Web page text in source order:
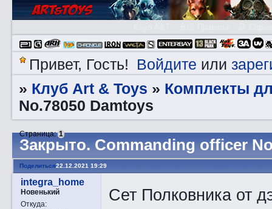
Привет, Гость! Войдите или
» Клуб Art & Toys » Комплекты
No.78050 Damtoys
Закрытo. Commanding officer
Страница:1
Поделиться22.12.2021 19:29
integra_home
Новенький
Откуда:
Сет Полковника от